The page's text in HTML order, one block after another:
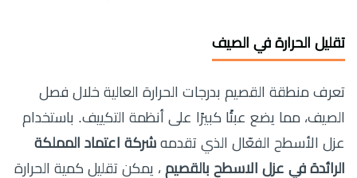
تقليل الحرارة في الصيف
تعرف منطقة القصيم بدرجات الحرارة العالية خلال فصل
الصيف، مما يضع عبئًا كبيرًا على أنظمة التكييف. باستخدام
عزل الأسطح الفعّال الذي تقدمه شركة اعتماد المملكة
الرائدة في عزل الاسطح بالقصيم ، يمكن تقليل كمية الحرارة